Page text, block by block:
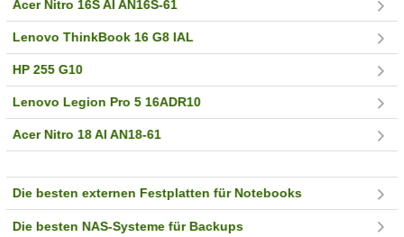
Acer Nitro 16S AI AN16S-61
Lenovo ThinkBook 16 G8 IAL
HP 255 G10
Lenovo Legion Pro 5 16ADR10
Acer Nitro 18 AI AN18-61
Die besten externen Festplatten für Notebooks
Die besten NAS-Systeme für Backups